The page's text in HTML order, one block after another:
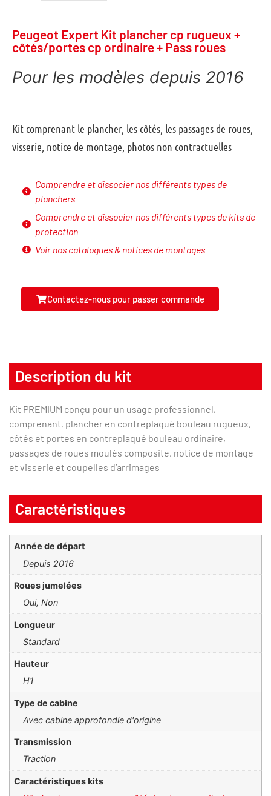
Peugeot Expert Kit plancher cp rugueux +
côtés/portes cp ordinaire + Pass roues
Pour les modèles depuis 2016
Kit comprenant le plancher, les côtés, les passages de roues,
visserie, notice de montage, photos non contractuelles
Comprendre et dissocier nos différents types de
planchers
Comprendre et dissocier nos différents types de kits de
protection
Voir nos catalogues & notices de montages
Contactez-nous pour passer commande
Description du kit
Kit PREMIUM conçu pour un usage professionnel,
comprenant, plancher en contreplaqué bouleau rugueux,
côtés et portes en contreplaqué bouleau ordinaire,
passages de roues moulés composite, notice de montage
et visserie et coupelles d’arrimages
Caractéristiques
Année de départ
depuis 2016
Roues jumelées
Oui, Non
Longueur
Standard
Hauteur
H1
Type de cabine
Avec cabine approfondie d'origine
Transmission
Traction
Caractéristiques kits